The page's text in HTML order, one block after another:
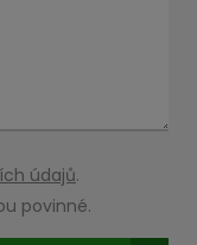
údajů.
povinné.